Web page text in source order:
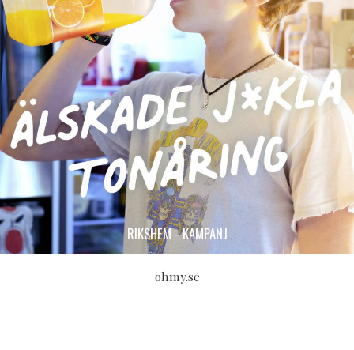
RIKSHEM - KAMPANJ
ohmy.se